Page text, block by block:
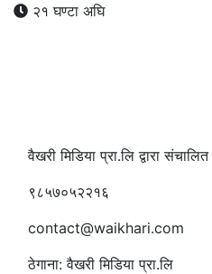
२१ घण्टा अघि
वैखरी मिडिया प्रा.लि द्वारा
९८५७०५२२१६
contact@waikhari.com
ठेगाना: वैखरी मिडिया प्रा.लि